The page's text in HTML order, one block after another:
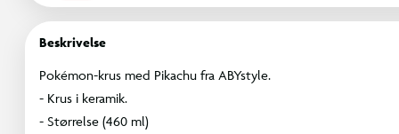
Beskrivelse
Pokémon-krus med Pikachu fra ABYstyle.
- Krus i keramik.
- Størrelse (460 ml)